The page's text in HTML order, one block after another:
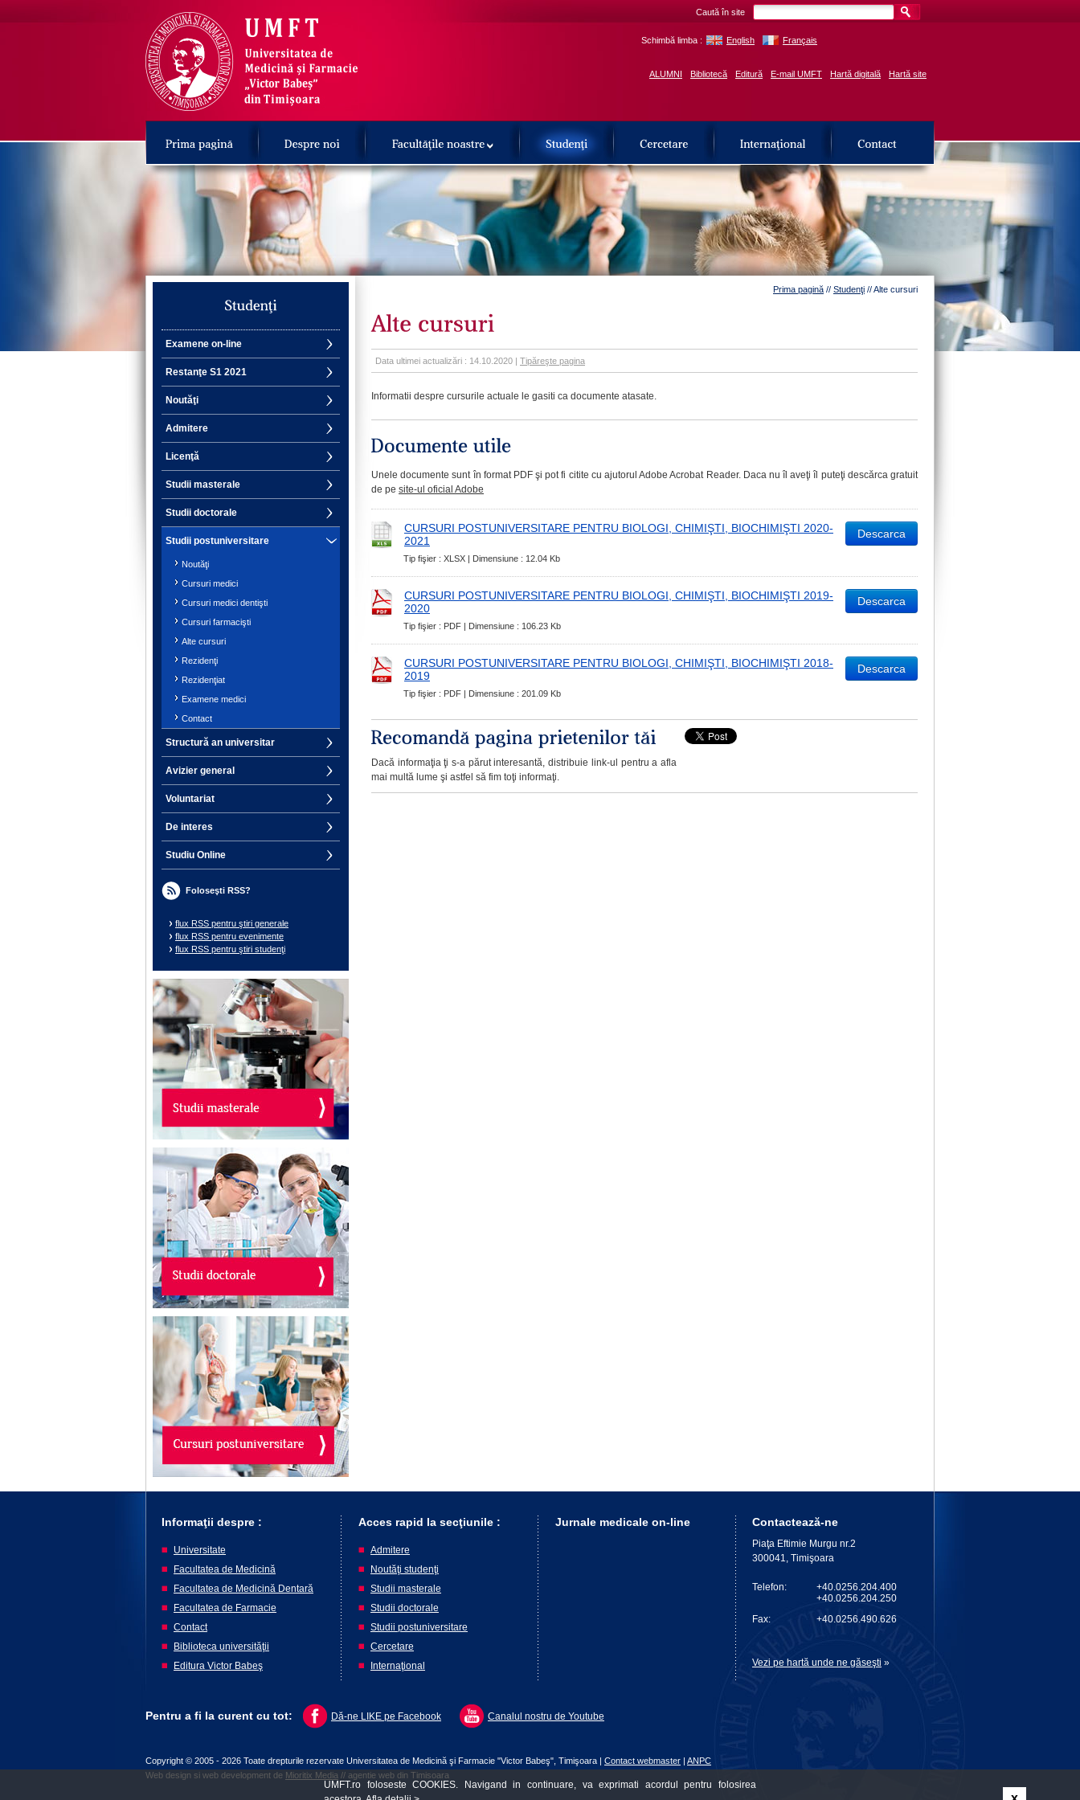
Caută în site
Schimbă limba : English Français
ALUMNI Bibliotecă Editură E-mail UMFT Hartă digitală Hartă site
Examene on-line
Restanţe S1 2021
Noutăţi
Admitere
Licenţă
Studii masterale
Studii doctorale
Studii postuniversitare
Noutăţi
Cursuri medici
Cursuri medici dentişti
Cursuri farmacişti
Alte cursuri
Rezidenţi
Rezidenţiat
Examene medici
Contact
Structură an universitar
Avizier general
Voluntariat
De interes
Studiu Online
Foloseşti RSS?
flux RSS pentru ştiri generale
flux RSS pentru evenimente
flux RSS pentru ştiri studenţi
Prima pagină // Studenţi // Alte cursuri
Data ultimei actualizări : 14.10.2020 | Tipăreşte pagina
Informatii despre cursurile actuale le gasiti ca documente atasate.
Unele documente sunt în format PDF şi pot fi citite cu ajutorul Adobe Acrobat Reader. Daca nu îl aveţi îl puteţi descărca gratuit
de pe site-ul oficial Adobe
Descarca
CURSURI POSTUNIVERSITARE PENTRU BIOLOGI, CHIMIŞTI, BIOCHIMIŞTI 2020-
2021
Tip fişier : XLSX | Dimensiune : 12.04 Kb
Descarca
CURSURI POSTUNIVERSITARE PENTRU BIOLOGI, CHIMIŞTI, BIOCHIMIŞTI 2019-
2020
Tip fişier : PDF | Dimensiune : 106.23 Kb
Descarca
CURSURI POSTUNIVERSITARE PENTRU BIOLOGI, CHIMIŞTI, BIOCHIMIŞTI 2018-
2019
Tip fişier : PDF | Dimensiune : 201.09 Kb
Dacă informaţia ţi s-a părut interesantă, distribuie link-ul pentru a afla
mai multă lume şi astfel să fim toţi informaţi.
Informaţii despre :
Universitate
Facultatea de Medicină
Facultatea de Medicină Dentară
Facultatea de Farmacie
Contact
Biblioteca universităţii
Editura Victor Babeş
Acces rapid la secţiunile :
Admitere
Noutăţi studenţi
Studii masterale
Studii doctorale
Studii postuniversitare
Cercetare
Internaţional
Jurnale medicale on-line Contactează-ne
Piaţa Eftimie Murgu nr.2
300041, Timişoara
Telefon:
+40.0256.204.400
+40.0256.204.250
Fax:
+40.0256.490.626
Vezi pe hartă unde ne găseşti »
Pentru a fi la curent cu tot: Dă-ne LIKE pe Facebook Canalul nostru de Youtube
Copyright © 2005 - 2026 Toate drepturile rezervate Universitatea de Medicină şi Farmacie "Victor Babeş", Timişoara | Contact webmaster
ANPC
Web design si web development de Mioritix Media // agentie web din Timisoara
UMFT.ro foloseste COOKIES. Navigand in continuare, va exprimati acordul pentru folosirea